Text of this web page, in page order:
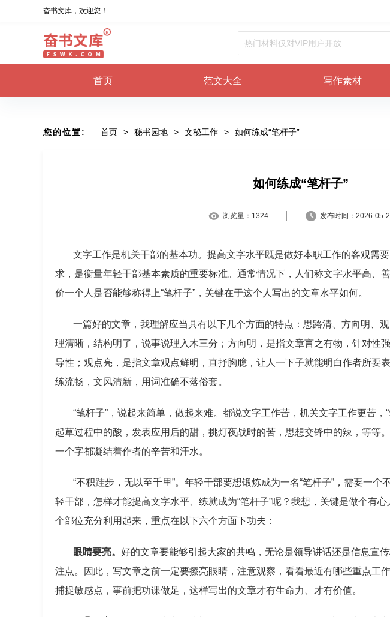
奋书文库，欢迎您！
首页 范文大全 写作素材
您的位置: 首页 > 秘书园地 > 文秘工作 > 如何练成“笔杆子”
如何练成“笔杆子”
浏览量： 1324 发布时间： 2026-05-
文字工作是机关干部的基本功。提高文字水平既是做好本职工作的客观需
求，是衡量年轻干部基本素质的重要标准。通常情况下，人们称文字水平高、
价一个人是否能够称得上“笔杆子”，关键在于这个人写出的文章水平如何。
一篇好的文章，我理解应当具有以下几个方面的特点：思路清、方向明、
理清晰，结构明了，说事说理入木三分；方向明，是指文章言之有物，针对性
导性；观点亮，是指文章观点鲜明，直抒胸臆，让人一下子就能明白作者所要
练流畅，文风清新，用词准确不落俗套。
“笔杆子”，说起来简单，做起来难。都说文字工作苦，机关文字工作更苦，
起草过程中的酸，发表应用后的甜，挑灯夜战时的苦，思想交锋中的辣，等等
一个字都凝结着作者的辛苦和汗水。
“不积跬步，无以至千里”。年轻干部要想锻炼成为一名“笔杆子”，需要一
轻干部，怎样才能提高文字水平、练就成为“笔杆子”呢？我想，关键是做个有
个部位充分利用起来，重点在以下六个方面下功夫：
眼睛要亮。 好的文章要能够引起大家的共鸣，无论是领导讲话还是信息宣
注点。因此，写文章之前一定要擦亮眼睛，注意观察，看看最近有哪些重点工
捕捉敏感点，事前把功课做足，这样写出的文章才有生命力、才有价值。